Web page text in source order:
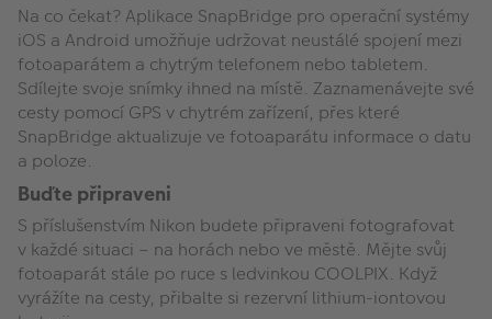
Na co čekat? Aplikace SnapBridge pro operační systémy
iOS a Android umožňuje udržovat neustálé spojení mezi
fotoaparátem a chytrým telefonem nebo tabletem.
Sdílejte svoje snímky ihned na místě. Zaznamenávejte své
cesty pomocí GPS v chytrém zařízení, přes které
SnapBridge aktualizuje ve fotoaparátu informace o datu
a poloze.
Buďte připraveni
S příslušenstvím Nikon budete připraveni fotografovat
v každé situaci – na horách nebo ve městě. Mějte svůj
fotoaparát stále po ruce s ledvinkou COOLPIX. Když
vyrážíte na cesty, přibalte si rezervní lithium-iontovou